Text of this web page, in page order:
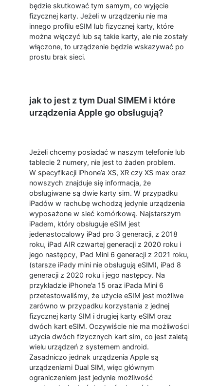
będzie skutkować tym samym, co wyjęcie
fizycznej karty. Jeżeli w urządzeniu nie ma
innego profilu eSIM lub fizycznej karty, które
można włączyć lub są takie karty, ale nie zostały
włączone, to urządzenie będzie wskazywać po
prostu brak sieci.
jak to jest z tym Dual SIMEM i które
urządzenia Apple go obsługują?
Jeżeli chcemy posiadać w naszym telefonie lub
tablecie 2 numery, nie jest to żaden problem.
W specyfikacji iPhone’a XS, XR czy XS max oraz
nowszych znajduje się informacja, że
obsługiwane są dwie karty sim. W przypadku
iPadów w rachubę wchodzą jedynie urządzenia
wyposażone w sieć komórkową. Najstarszym
iPadem, który obsługuje eSIM jest
jedenastocalowy iPad pro 3 generacji, z 2018
roku, iPad AIR czwartej generacji z 2020 roku i
jego następcy, iPad Mini 6 generacji z 2021 roku,
(starsze iPady mini nie obsługują eSIM), iPad 8
generacji z 2020 roku i jego następcy. Na
przykładzie iPhone’a 15 oraz iPada Mini 6
przetestowaliśmy, że użycie eSIM jest możliwe
zarówno w przypadku korzystania z jednej
fizycznej karty SIM i drugiej karty eSIM oraz
dwóch kart eSIM. Oczywiście nie ma możliwości
użycia dwóch fizycznych kart sim, co jest zaletą
wielu urządzeń z systemem android.
Zasadniczo jednak urządzenia Apple są
urządzeniami Dual SIM, więc głównym
ograniczeniem jest jedynie możliwość